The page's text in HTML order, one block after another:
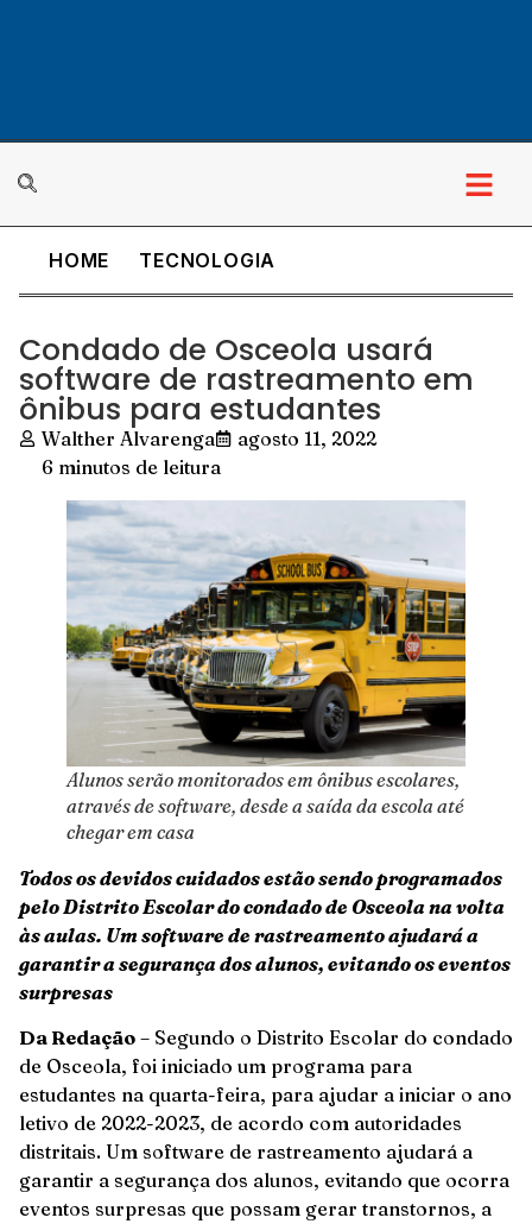
HOME TECNOLOGIA
Condado de Osceola usará
software de rastreamento em
ônibus para estudantes
Walther Alvarenga
agosto 11, 2022
6 minutos de leitura
Alunos serão monitorados em ônibus escolares,
através de software, desde a saída da escola até
chegar em casa
Todos os devidos cuidados estão sendo programados
pelo Distrito Escolar do condado de Osceola na volta
às aulas. Um software de rastreamento ajudará a
garantir a segurança dos alunos, evitando os eventos
surpresas
Da Redação – Segundo o Distrito Escolar do condado
de Osceola, foi iniciado um programa para
estudantes na quarta-feira, para ajudar a iniciar o ano
letivo de 2022-2023, de acordo com autoridades
distritais. Um software de rastreamento ajudará a
garantir a segurança dos alunos, evitando que ocorra
eventos surpresas que possam gerar transtornos, a